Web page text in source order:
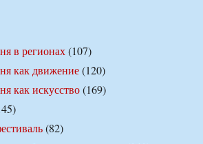
в регионах(107)
как движение(120)
как искусство(169)
(82)